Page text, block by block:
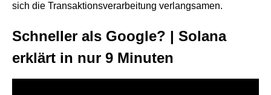
sich die Transaktionsverarbeitung verlangsamen.
Schneller als Google? | Solana
erklärt in nur 9 Minuten